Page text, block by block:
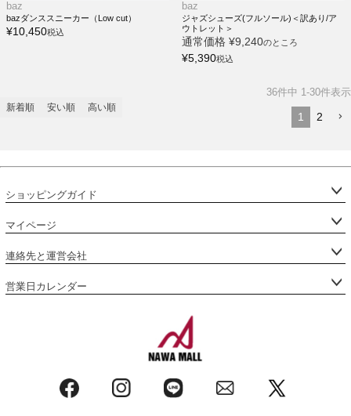
baz
bazダンススニーカー（Low cut）
¥10,450税込
baz
ジャズシューズ(フルソール)＜訳あり/ア
ウトレット＞
通常価格 ¥9,240のところ
¥5,390税込
新着順 安い順 高い順
36件中 1-30件表示
1 2
ショッピングガイド
マイページ
連絡先と運営会社
営業日カレンダー